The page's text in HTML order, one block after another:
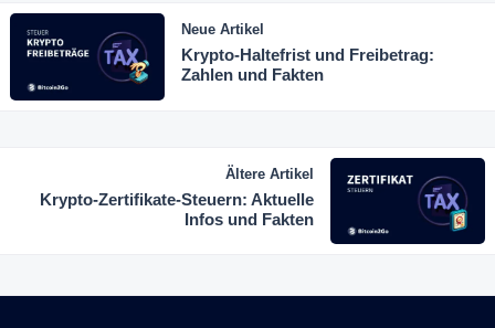
Neue Artikel
Krypto-Haltefrist und Freibetrag:
Zahlen und Fakten
Ältere Artikel
Krypto-Zertifikate-Steuern: Aktuelle
Infos und Fakten